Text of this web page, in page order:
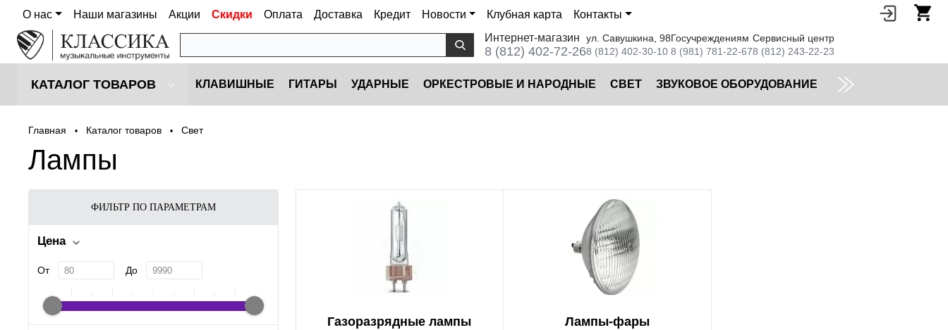
О нас Наши магазины Акции Скидки Оплата Доставка Кредит Новости Клубная карта
Контакты
Интернет-магазин
8 (812) 402-72-26
ул. Савушкина, 98
8 (812) 402-30-10
Госучреждениям
8 (981) 781-22-67
Сервисный центр
8 (812) 243-22-23
КАТАЛОГ ТОВАРОВ КЛАВИШНЫЕ ГИТАРЫ УДАРНЫЕ ОРКЕСТРОВЫЕ И НАРОДНЫЕ CВЕТ ЗВУКОВОЕ ОБОРУДОВАНИЕ
Главная • Каталог товаров • Cвет
Лампы
ФИЛЬТР ПО ПАРАМЕТРАМ
Цена
От До
Газоразрядные лампы Лампы-фары